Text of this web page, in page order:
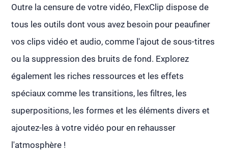
Outre la censure de votre vidéo, FlexClip dispose de
tous les outils dont vous avez besoin pour peaufiner
vos clips vidéo et audio, comme l'ajout de sous-titres
ou la suppression des bruits de fond. Explorez
également les riches ressources et les effets
spéciaux comme les transitions, les filtres, les
superpositions, les formes et les éléments divers et
ajoutez-les à votre vidéo pour en rehausser
l'atmosphère !